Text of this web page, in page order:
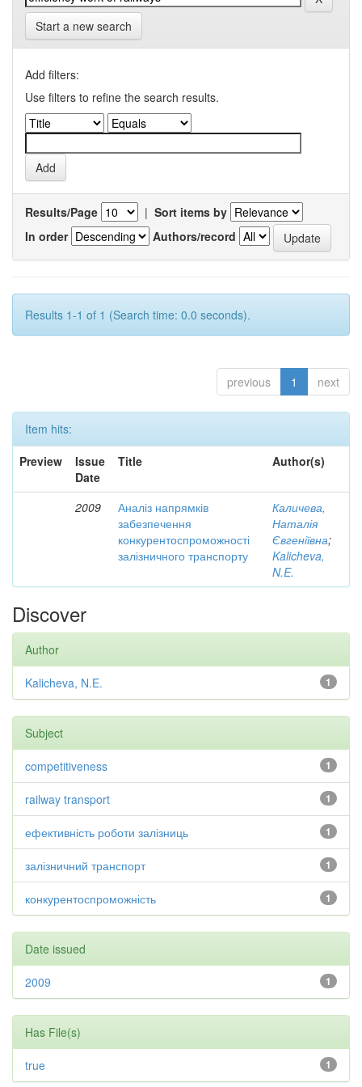
Start a new search
Add filters:
Use filters to refine the search results.
Results/Page | Sort items by
In order
Authors/record
Results 1-1 of 1 (Search time: 0.0 seconds).
previous 1 next
Item hits:
Preview
Issue
Date
Title Author(s)
2009
Аналіз напрямків
забезпечення
конкурентоспроможності
залізничного транспорту
Каличева,
Наталія
Євгеніївна;
Kalicheva,
N.E.
Discover
Author
1
Kalicheva, N.E.
Subject
1
competitiveness
1
railway transport
1
ефективність роботи залізниць
1
залізничний транспорт
1
конкурентоспроможність
Date issued
1
2009
Has File(s)
1
true